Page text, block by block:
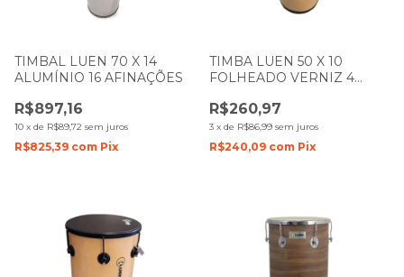
TIMBAL LUEN 70 X 14
ALUMÍNIO 16 AFINAÇÕES
R$897,16
10 x de R$89,72 sem juros
R$825,39 com Pix
TIMBA LUEN 50 X 10
FOLHEADO VERNIZ 4
R$260,97
3 x de R$86,99 sem juros
R$240,09 com Pix